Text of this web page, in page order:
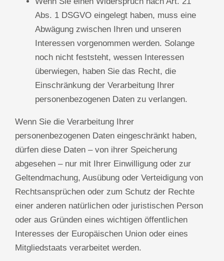
Abs. 1 DSGVO eingelegt haben, muss eine
Abwägung zwischen Ihren und unseren
Interessen vorgenommen werden. Solange
noch nicht feststeht, wessen Interessen
überwiegen, haben Sie das Recht, die
Einschränkung der Verarbeitung Ihrer
personenbezogenen Daten zu verlangen.
Wenn Sie die Verarbeitung Ihrer
personenbezogenen Daten eingeschränkt haben,
dürfen diese Daten – von ihrer Speicherung
abgesehen – nur mit Ihrer Einwilligung oder zur
Geltendmachung, Ausübung oder Verteidigung von
Rechtsansprüchen oder zum Schutz der Rechte
einer anderen natürlichen oder juristischen Person
oder aus Gründen eines wichtigen öffentlichen
Interesses der Europäischen Union oder eines
Mitgliedstaats verarbeitet werden.